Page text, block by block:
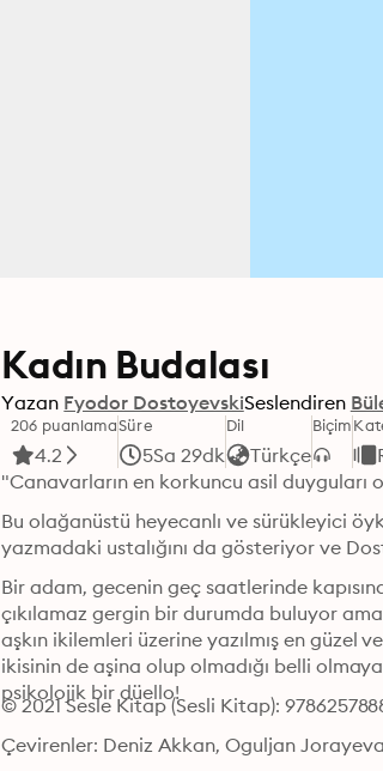
Kadın Budalası
Yazan Fyodor DostoyevskiSeslendiren
206 puanlama
4.2
Süre
5Sa 29dk
Dil
Türkçe
Biçim
"Canavarların en korkuncu asil duyguları
Bu olağanüstü heyecanlı ve sürükleyici
Bir adam, gecenin geç saatlerinde
çıkılamaz gergin bir durumda buluyor
aşkın ikilemleri üzerine yazılmış en
ikisinin de aşina olup olmadığı belli
psikolojik bir düello!
© 2021 Sesle Kitap (Sesli Kitap):
Çevirenler: Deniz Akkan, Oguljan Jorayeva